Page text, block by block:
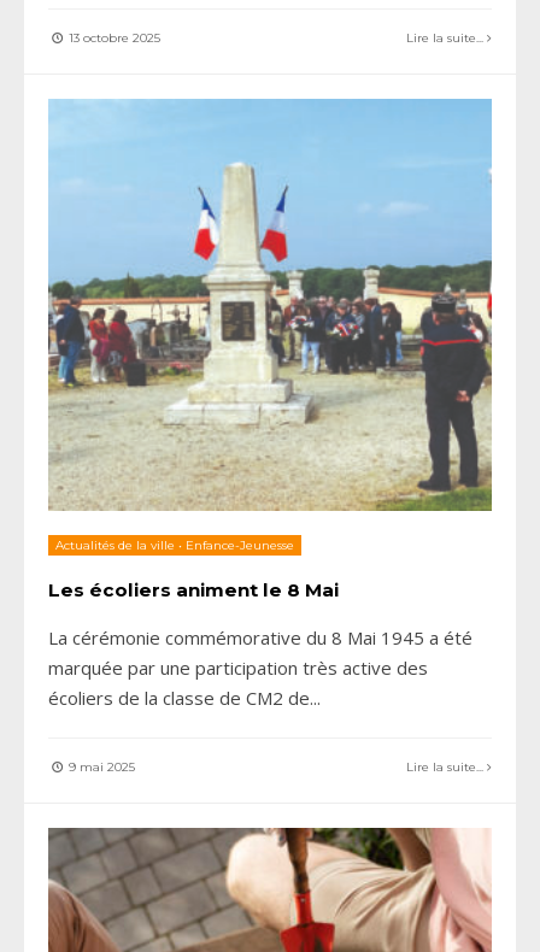
13 octobre 2025 Lire la suite...
Actualités de la ville • Enfance-Jeunesse
Les écoliers animent le 8 Mai
La cérémonie commémorative du 8 Mai 1945 a été
marquée par une participation très active des
écoliers de la classe de CM2 de...
9 mai 2025 Lire la suite...